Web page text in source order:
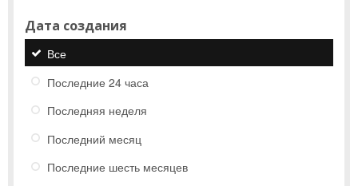
Дата создания
Все
Последние 24 часа
Последняя неделя
Последний месяц
Последние шесть месяцев